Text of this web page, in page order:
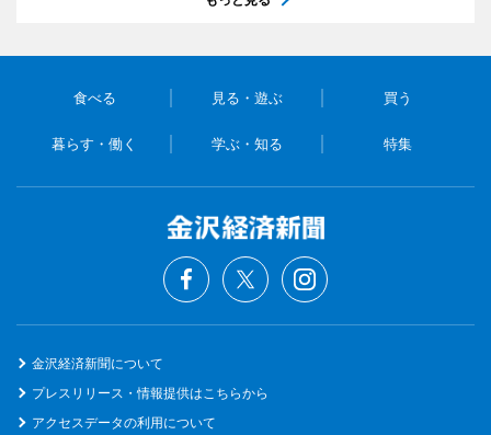
食べる 見る・遊ぶ 買う
暮らす・働く 学ぶ・知る 特集
金沢経済新聞について
プレスリリース・情報提供はこちらから
アクセスデータの利用について